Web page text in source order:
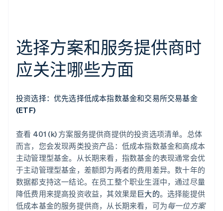
选择方案和服务提供商时
应关注哪些方面
投资选择：优先选择低成本指数基金和交易所交易基金
(ETF)
查看 401 (k) 方案服务提供商提供的投资选项清单。总体
而言，您会发现两类投资产品：低成本指数基金和高成本
主动管理型基金。从长期来看，指数基金的表现通常会优
于主动管理型基金，差额即为两者的费用差异。数十年的
数据都支持这一结论。在员工整个职业生涯中，通过尽量
降低费用来提高投资收益，其效果是巨大的。选择能提供
低成本基金的服务提供商，从长期来看，可为每一位方案